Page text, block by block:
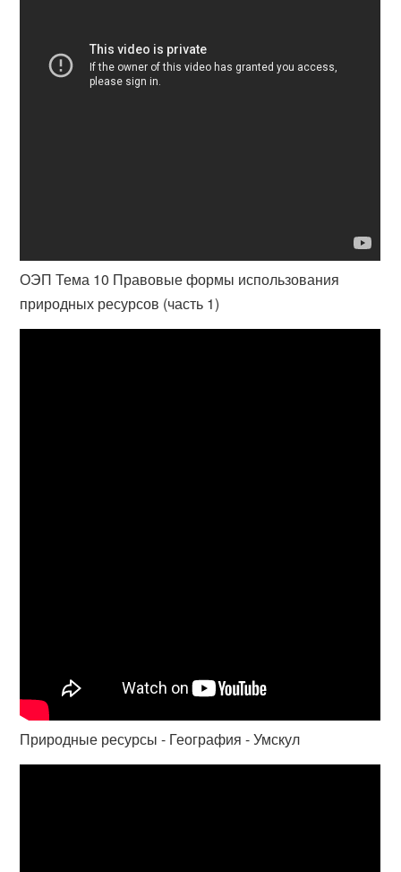
ОЭП Тема 10 Правовые формы использования
природных ресурсов (часть 1)
Природные ресурсы - География - Умскул